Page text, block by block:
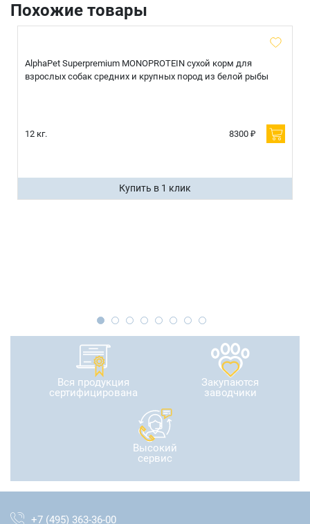
Похожие товары
AlphaPet Superpremium MONOPROTEIN сухой корм для
взрослых собак средних и крупных пород из белой рыбы
12 кг. 8300 ₽
Купить в 1 клик
Вся продукция
сертифицирована
Закупаются
заводчики
Высокий
сервис
+7 (495) 363-36-00